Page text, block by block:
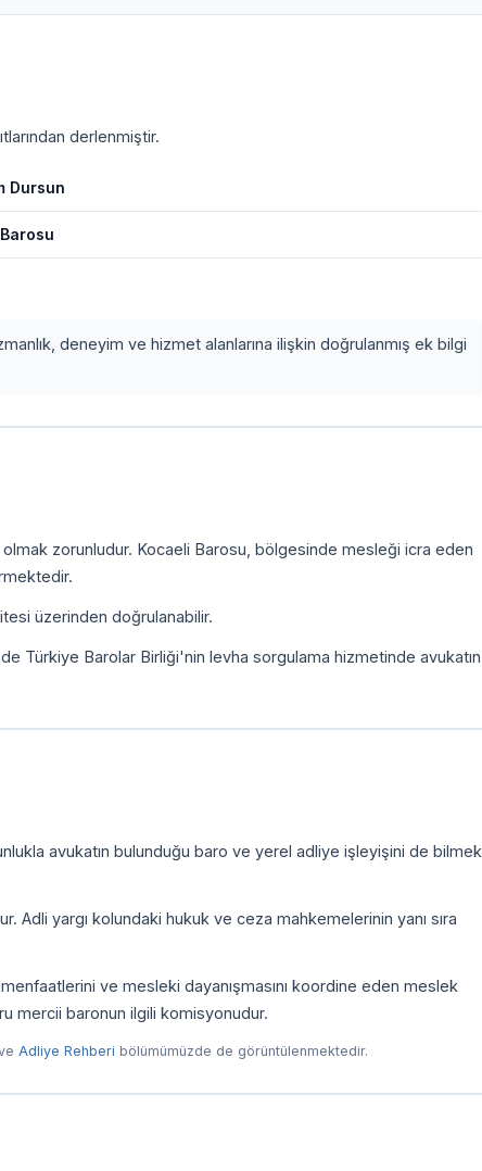
derlenmiştir.
Dursun
deneyim ve hizmet alanlarına ilişkin doğrulanmış ek bilgi
zorunludur. Kocaeli Barosu, bölgesinde mesleği icra eden
üzerinden doğrulanabilir.
Türkiye Barolar Birliği'nin levha sorgulama hizmetinde avukatın
avukatın bulunduğu baro ve yerel adliye işleyişini de bilmek
Adli yargı kolundaki hukuk ve ceza mahkemelerinin yanı sıra
ve mesleki dayanışmasını koordine eden meslek
mercii baronun ilgili komisyonudur.
Adliye Rehberi bölümümüzde de görüntülenmektedir.